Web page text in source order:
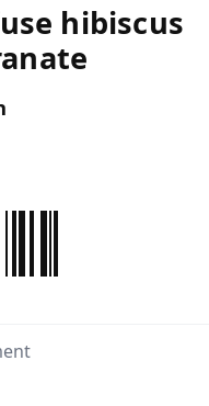
hibiscus